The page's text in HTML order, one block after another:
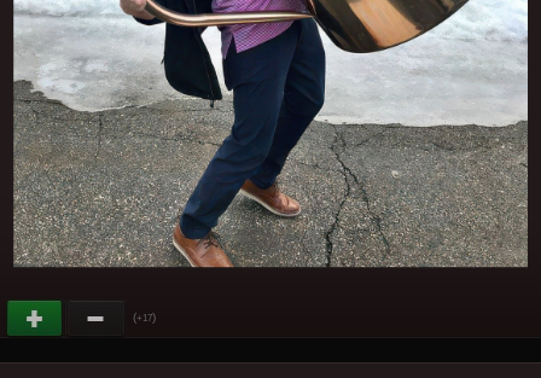
(+17)